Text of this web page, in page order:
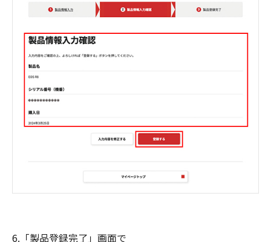
6.「製品登録完了」画面で